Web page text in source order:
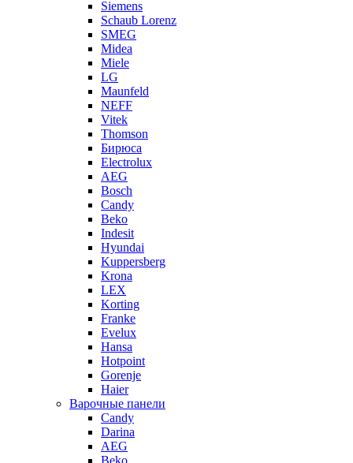
Siemens
Schaub Lorenz
SMEG
Midea
Miele
LG
Maunfeld
NEFF
Vitek
Thomson
Бирюса
Electrolux
AEG
Bosch
Candy
Beko
Indesit
Hyundai
Kuppersberg
Krona
LEX
Korting
Franke
Evelux
Hansa
Hotpoint
Gorenje
Haier
Варочные панели
Candy
Darina
AEG